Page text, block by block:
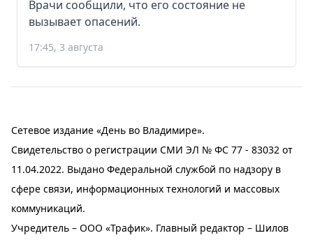
Врачи сообщили, что его состояние не
вызывает опасений.
17:45, 3 августа
Сетевое издание «День во Владимире».
Свидетельство о регистрации СМИ ЭЛ № ФС 77 - 83032 от
11.04.2022. Выдано Федеральной службой по надзору в
сфере связи, информационных технологий и массовых
коммуникаций.
Учредитель – ООО «Трафик». Главный редактор – Шилов